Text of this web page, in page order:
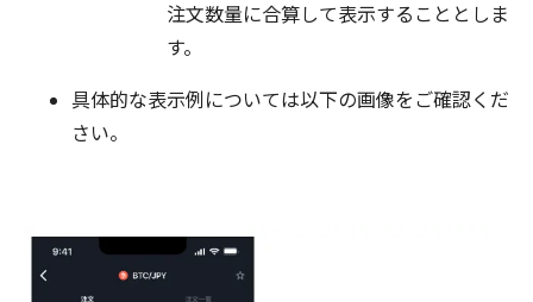
注文数量に合算して表示することとしま
す。
具体的な表示例については以下の画像をご確認くだ
さい。